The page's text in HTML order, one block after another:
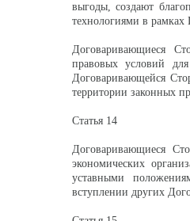
выгоды, создают
технологиями в
Договаривающиеся
правовых условий
Договаривающейся
территории законных
Статья 14
Договаривающиеся
экономических
уставными
вступлении других